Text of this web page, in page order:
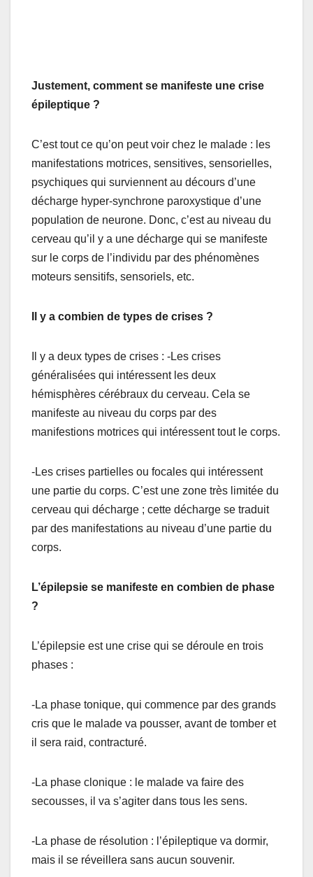
Justement, comment se manifeste une crise
épileptique ?
C’est tout ce qu’on peut voir chez le malade : les
manifestations motrices, sensitives, sensorielles,
psychiques qui surviennent au décours d’une
décharge hyper-synchrone paroxystique d’une
population de neurone. Donc, c’est au niveau du
cerveau qu’il y a une décharge qui se manifeste
sur le corps de l’individu par des phénomènes
moteurs sensitifs, sensoriels, etc.
Il y a combien de types de crises ?
Il y a deux types de crises : -Les crises
généralisées qui intéressent les deux
hémisphères cérébraux du cerveau. Cela se
manifeste au niveau du corps par des
manifestions motrices qui intéressent tout le corps.
-Les crises partielles ou focales qui intéressent
une partie du corps. C’est une zone très limitée du
cerveau qui décharge ; cette décharge se traduit
par des manifestations au niveau d’une partie du
corps.
L’épilepsie se manifeste en combien de phase
?
L’épilepsie est une crise qui se déroule en trois
phases :
-La phase tonique, qui commence par des grands
cris que le malade va pousser, avant de tomber et
il sera raid, contracturé.
-La phase clonique : le malade va faire des
secousses, il va s’agiter dans tous les sens.
-La phase de résolution : l’épileptique va dormir,
mais il se réveillera sans aucun souvenir.